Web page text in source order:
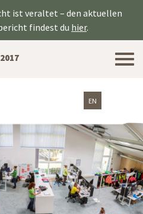
ist veraltet – den aktuellen
findest du hier.
EN